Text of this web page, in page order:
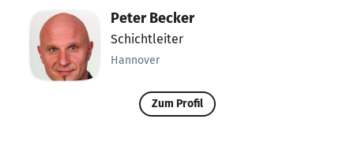
Peter Becker
Schichtleiter
Hannover
Zum Profil